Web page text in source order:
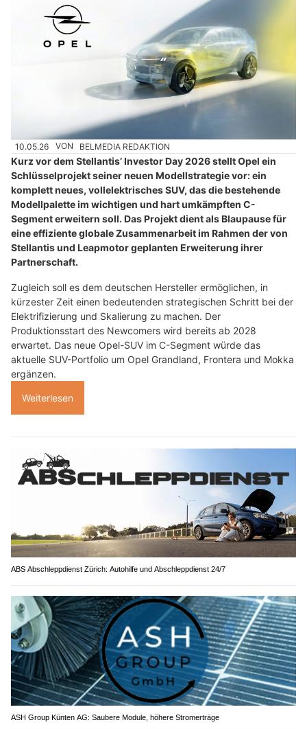
10.05.26 VON BELMEDIA REDAKTION
Kurz vor dem Stellantis’ Investor Day 2026 stellt Opel ein
Schlüsselprojekt seiner neuen Modellstrategie vor: ein
komplett neues, vollelektrisches SUV, das die bestehende
Modellpalette im wichtigen und hart umkämpften C-
Segment erweitern soll. Das Projekt dient als Blaupause für
eine effiziente globale Zusammenarbeit im Rahmen der von
Stellantis und Leapmotor geplanten Erweiterung ihrer
Partnerschaft.
Zugleich soll es dem deutschen Hersteller ermöglichen, in
kürzester Zeit einen bedeutenden strategischen Schritt bei der
Elektrifizierung und Skalierung zu machen. Der
Produktionsstart des Newcomers wird bereits ab 2028
erwartet. Das neue Opel-SUV im C-Segment würde das
aktuelle SUV-Portfolio um Opel Grandland, Frontera und Mokka
ergänzen.
Weiterlesen
ABS Abschleppdienst Zürich: Autohilfe und Abschleppdienst 24/7
ASH Group Künten AG: Saubere Module, höhere Stromerträge